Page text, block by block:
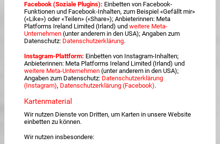
Facebook (Soziale Plugins): Einbetten von Facebook-
Funktionen und Facebook-Inhalten, zum Beispiel «Gefällt mir»
(«Like») oder «Teilen» («Share»); Anbieterinnen: Meta
Platforms Ireland Limited (Irland) und weitere Meta-
Unternehmen(unter anderem in den USA); Angaben zum
Datenschutz: Datenschutzerklärung.
Instagram-Plattform: Einbetten von Instagram-Inhalten;
Anbieterinnen: Meta Platforms Ireland Limited (Irland) und
weitere Meta-Unternehmen(unter anderem in den USA);
Angaben zum Datenschutz: Datenschutzerklärung
(Instagram), Datenschutzerklärung (Facebook).
Kartenmaterial
Wir nutzen Dienste von Dritten, um Karten in unsere Website
einbetten zu können.
Wir nutzen insbesondere: